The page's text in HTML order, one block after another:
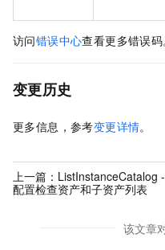
访问错误中心查看更多错误码
变更历史
更多信息，参考变更详情。
上一篇： ListInstanceCatalog
配置检查资产和子资产列表
该文章